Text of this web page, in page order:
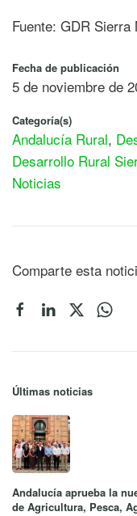
Fuente: GDR
Fecha de publicación
5 de noviembre de
Categoría(s)
Andalucía Rural,
Desarrollo Rural
Noticias
Comparte esta
Últimas noticias
Andalucía aprueba la
de Agricultura, Pesca,